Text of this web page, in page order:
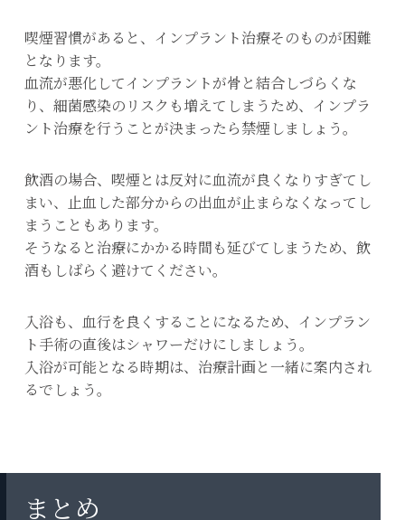
喫煙習慣があると、インプラント治療そのものが困難
となります。
血流が悪化してインプラントが骨と結合しづらくな
り、細菌感染のリスクも増えてしまうため、インプラ
ント治療を行うことが決まったら禁煙しましょう。
飲酒の場合、喫煙とは反対に血流が良くなりすぎてし
まい、止血した部分からの出血が止まらなくなってし
まうこともあります。
そうなると治療にかかる時間も延びてしまうため、飲
酒もしばらく避けてください。
入浴も、血行を良くすることになるため、インプラン
ト手術の直後はシャワーだけにしましょう。
入浴が可能となる時期は、治療計画と一緒に案内され
るでしょう。
まとめ